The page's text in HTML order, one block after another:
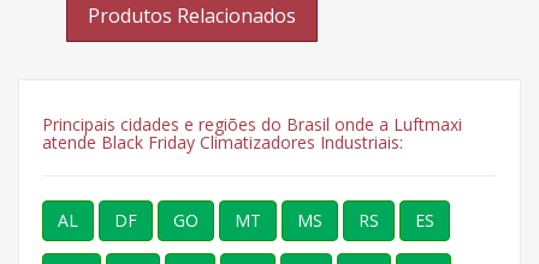
Produtos Relacionados
Principais cidades e regiões do Brasil onde a Luftmaxi
atende Black Friday Climatizadores Industriais:
AL DF GO MT MS RS ES